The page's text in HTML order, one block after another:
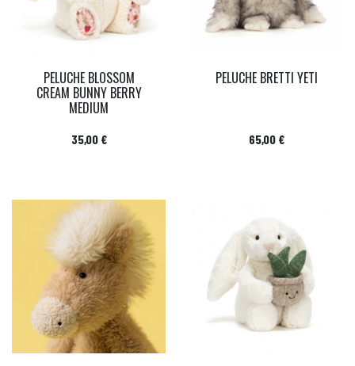
PELUCHE BLOSSOM
CREAM BUNNY BERRY
MEDIUM
Prix
35,00 €
PELUCHE BRETTI YETI
Prix
65,00 €